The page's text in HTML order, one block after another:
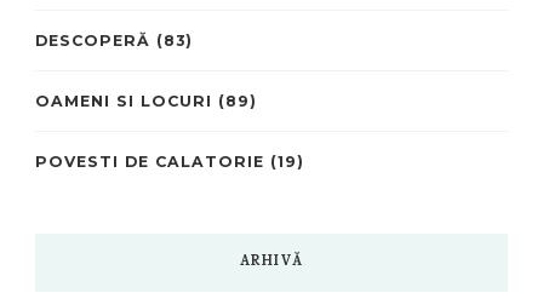
DESCOPERĂ (83)
OAMENI SI LOCURI (89)
POVESTI DE CALATORIE (19)
ARHIVĂ